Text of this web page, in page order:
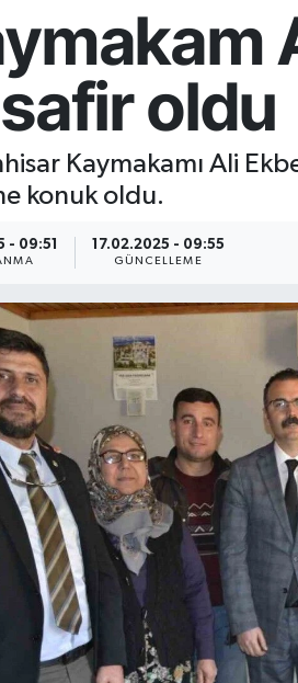
oldu
Kaymakamı Ali
konuk oldu.
- 09:51 17.02.2025 - 09:55
GÜNCELLEME